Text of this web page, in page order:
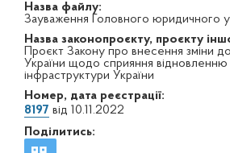
Назва файлу:
Зауваження Головного юридичного
Назва законопроєкту, проєкту
Проєкт Закону про внесення зміни
України щодо сприяння відновленню
інфраструктури України
Номер, дата реєстрації:
8197 від 10.11.2022
Поділитись: